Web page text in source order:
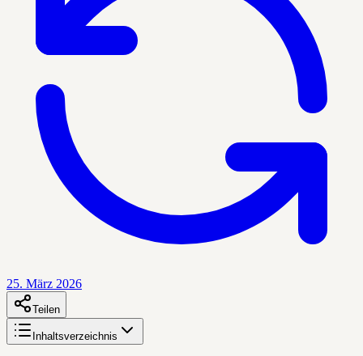
25. März 2026
Teilen
Inhaltsverzeichnis